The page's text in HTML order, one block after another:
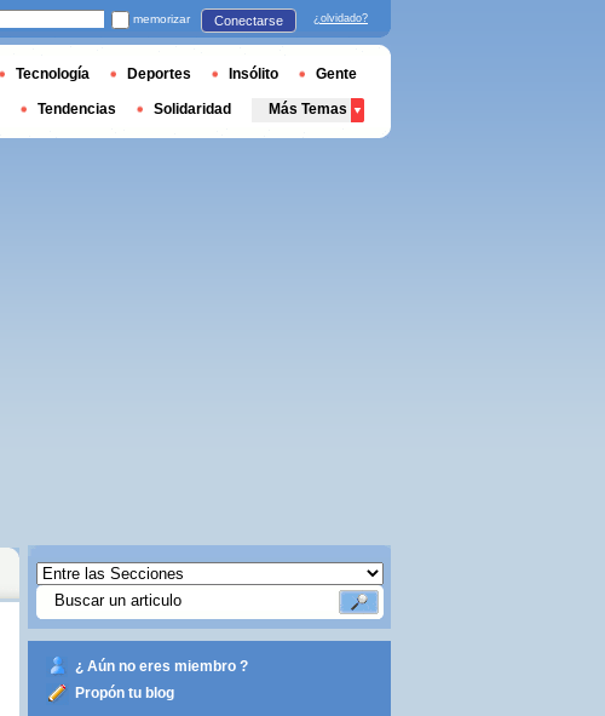
¿ Aún no eres miembro ?
Propón tu blog
memorizar Conectarse ¿olvidado?
Tecnología Deportes Insólito Gente
Tendencias Solidaridad Más Temas